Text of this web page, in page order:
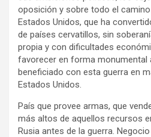
oposición y sobre todo el
Estados Unidos, que ha
de países cervatillos, sin
propia y con dificultades
favorecer en forma monumental
beneficiado con esta guerra en
Estados Unidos.
País que provee armas, que
más altos de aquellos recursos
Rusia antes de la guerra.